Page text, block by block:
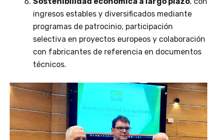
ingresos estables y diversificados mediante
programas de patrocinio, participación
selectiva en proyectos europeos y colaboración
con fabricantes de referencia en documentos
técnicos.